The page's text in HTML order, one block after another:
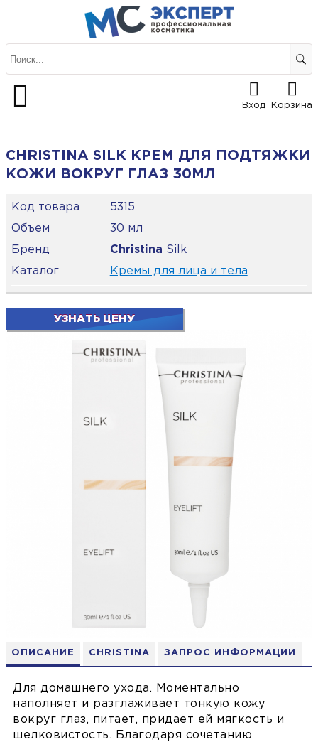
Вход Корзина
ОПИСАНИЕ CHRISTINA ЗАПРОС ИНФОРМАЦИИ
Для домашнего ухода. Моментально
наполняет и разглаживает тонкую кожу
вокруг глаз, питает, придает ей мягкость и
шелковистость. Благодаря сочетанию
CHRISTINA SILK КРЕМ ДЛЯ ПОДТЯЖКИ
КОЖИ ВОКРУГ ГЛАЗ 30МЛ
Код товара
5315
Объем
30 мл
Бренд
Christina Silk
Каталог
Кремы для лица и тела
УЗНАТЬ ЦЕНУ